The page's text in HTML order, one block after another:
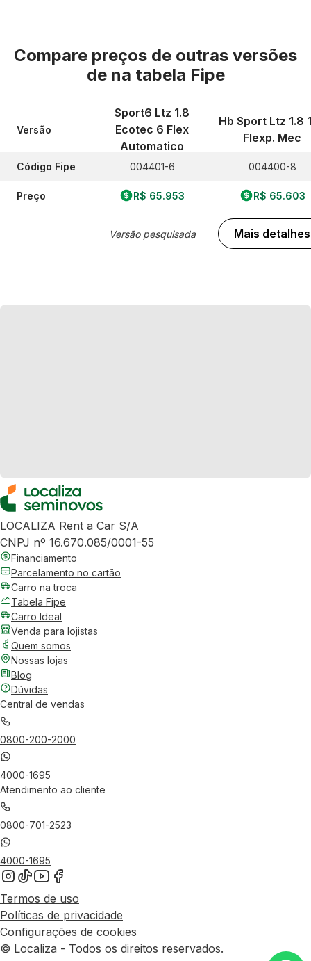
Compare preços de outras versões
de na tabela Fipe
Versão
Código Fipe
Preço
Sport6 Ltz 1.8
Ecotec 6 Flex
Automatico
004401-6
R$ 65.953
Versão pesquisada
Hb Sport Ltz 1.8
Flexp. Mec
004400-8
R$ 65.603
Mais detalhes
LOCALIZA Rent a Car S/A
CNPJ nº 16.670.085/0001-55
Financiamento
Parcelamento no cartão
Carro na troca
Tabela Fipe
Carro Ideal
Venda para lojistas
Quem somos
Nossas lojas
Blog
Dúvidas
Central de vendas
0800-200-2000
4000-1695
Atendimento ao cliente
0800-701-2523
4000-1695
Termos de uso
Políticas de privacidade
Configurações de cookies
© Localiza - Todos os direitos reservados.